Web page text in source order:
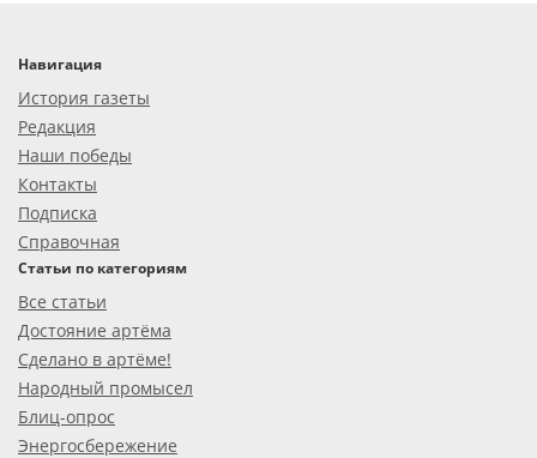
Навигация
История газеты
Редакция
Наши победы
Контакты
Подписка
Справочная
Статьи по категориям
Все статьи
Достояние артёма
Сделано в артёме!
Народный промысел
Блиц-опрос
Энергосбережение